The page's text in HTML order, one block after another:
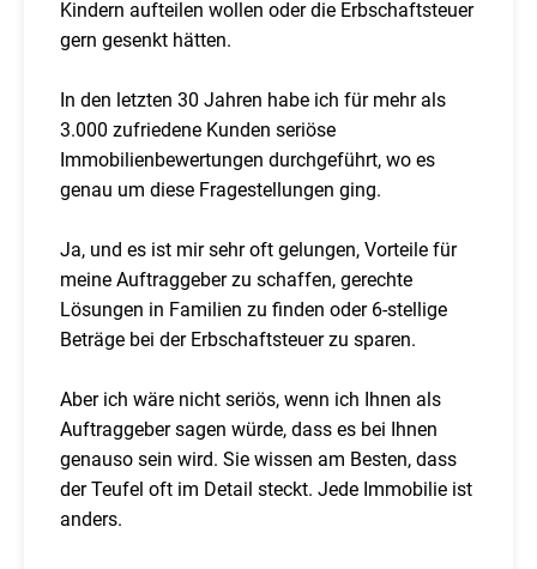
Kindern aufteilen wollen oder die Erbschaftsteuer
gern gesenkt hätten.
In den letzten 30 Jahren habe ich für mehr als
3.000 zufriedene Kunden seriöse
Immobilienbewertungen durchgeführt, wo es
genau um diese Fragestellungen ging.
Ja, und es ist mir sehr oft gelungen, Vorteile für
meine Auftraggeber zu schaffen, gerechte
Lösungen in Familien zu finden oder 6-stellige
Beträge bei der Erbschaftsteuer zu sparen.
Aber ich wäre nicht seriös, wenn ich Ihnen als
Auftraggeber sagen würde, dass es bei Ihnen
genauso sein wird. Sie wissen am Besten, dass
der Teufel oft im Detail steckt. Jede Immobilie ist
anders.